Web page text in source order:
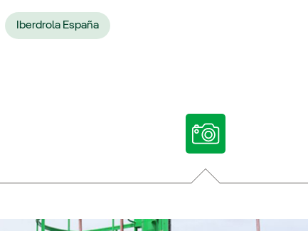
para Nuestras voces
para Multimedia
Iberdrola España